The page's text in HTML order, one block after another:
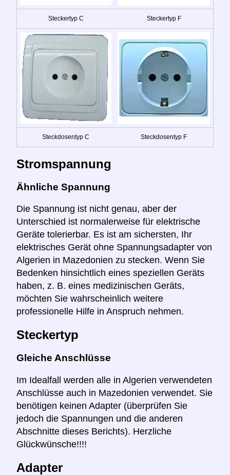
Steckertyp C Steckertyp F
Steckdosentyp C Steckdosentyp F
Stromspannung
Ähnliche Spannung
Die Spannung ist nicht genau, aber der
Unterschied ist normalerweise für elektrische
Geräte tolerierbar. Es ist am sichersten, Ihr
elektrisches Gerät ohne Spannungsadapter von
Algerien in Mazedonien zu stecken. Wenn Sie
Bedenken hinsichtlich eines speziellen Geräts
haben, z. B. eines medizinischen Geräts,
möchten Sie wahrscheinlich weitere
professionelle Hilfe in Anspruch nehmen.
Steckertyp
Gleiche Anschlüsse
Im Idealfall werden alle in Algerien verwendeten
Anschlüsse auch in Mazedonien verwendet. Sie
benötigen keinen Adapter (überprüfen Sie
jedoch die Spannungen und die anderen
Abschnitte dieses Berichts). Herzliche
Glückwünsche!!!!
Adapter